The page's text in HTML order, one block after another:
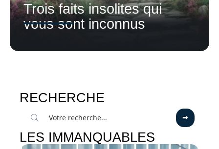
Trois faits insolites qui
vous sont inconnus
RECHERCHE
LES IMMANQUABLES